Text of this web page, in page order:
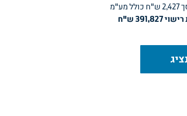
2,427 ש"ח כולל מע"מ
ש"ח